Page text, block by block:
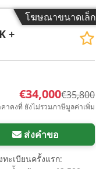
โฆษณาขนาดเล็ก
+
€34,000€35,800
คาคงที่ ยังไม่รวมภาษีมูลค่าเพิ่ม
ส่งคำขอ
ทะเบียนครั้งแรก: